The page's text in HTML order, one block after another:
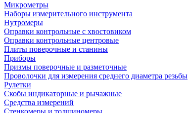
Микрометры
Наборы измерительного инструмента
Нутромеры
Оправки контрольные с хвостовиком
Оправки контрольные центровые
Плиты поверочные и станины
Приборы
Призмы поверочные и разметочные
Проволочки для измерения среднего диаметра резьбы
Рулетки
Скобы индикаторные и рычажные
Средства измерений
Стенкомеры и толщиномеры